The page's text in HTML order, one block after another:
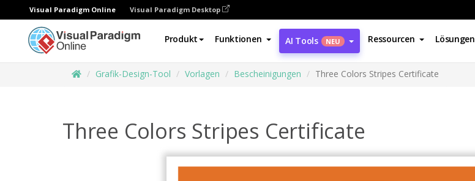
Visual Paradigm Online Visual Paradigm Desktop
Produkt Funktionen AI Tools NEU Ressourcen Lösungen
Grafik-Design-Tool Vorlagen Bescheinigungen Three Colors Stripes Certificate
Three Colors Stripes Certificate